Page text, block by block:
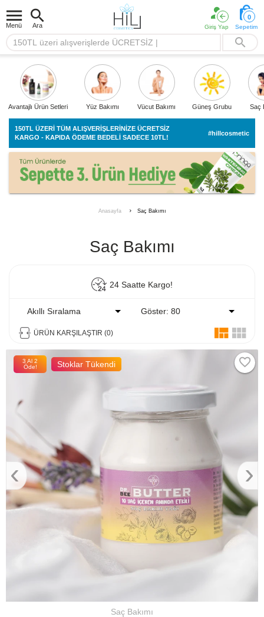
Menü Ara Giriş Yap
0
Sepetim
Avantajlı Ürün Setleri Yüz Bakımı Vücut Bakımı Güneş Grubu Saç
150TL ÜZERİ TÜM ALIŞVERİŞLERİNİZE ÜCRETSİZ
KARGO - KAPIDA ÖDEME BEDELİ SADECE 10TL!
#hillcosmetic
Anasayfa Saç Bakımı
Saç Bakımı
24 Saatte Kargo!
Akıllı Sıralama Göster: 80
ÜRÜN KARŞILAŞTIR (0)
3 Al 2
Öde!
Stoklar Tükendi
‹ ›
Saç Bakımı